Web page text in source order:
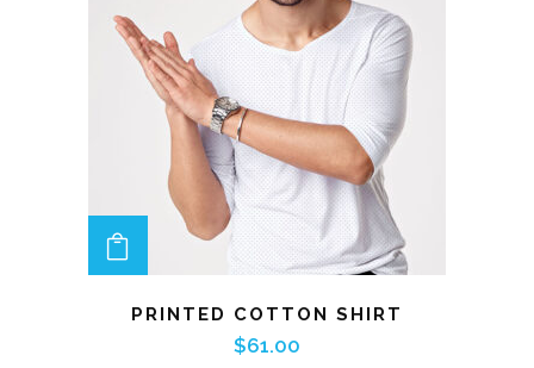
ADD TO CART
PRINTED COTTON SHIRT
$61.00